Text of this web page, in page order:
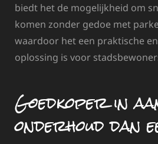
biedt het de mogelijkheid om
komen zonder gedoe met
waardoor het een praktische
oplossing is voor
Goedkoper in
onderhoud dan